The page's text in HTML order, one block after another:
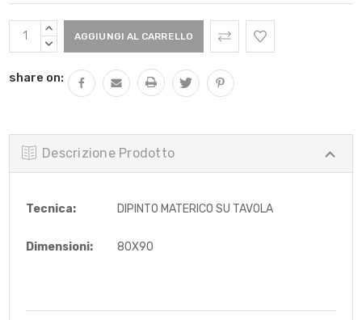
Scorta
Attuale:
AUMENTARE
QUANTITÀ:
DIMINUIRE
share on:
Descrizione Prodotto
Tecnica: DIPINTO MATERICO SU TAVOLA
Dimensioni: 80X90